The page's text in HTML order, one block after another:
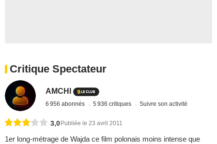
Critique Spectateur
AMCHI
6 956 abonnés 5 936 critiques Suivre son activité
3,0 Publiée le 23 avril 2011
1er long-métrage de Wajda ce film polonais moins intense que